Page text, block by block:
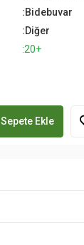
:Bidebuvar
:Diğer
:20+
Sepete Ekle